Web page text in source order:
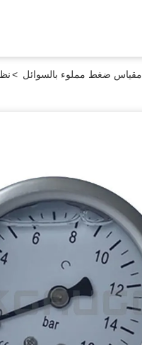
مقياس ضغط مملوء بالسوائل >نظام